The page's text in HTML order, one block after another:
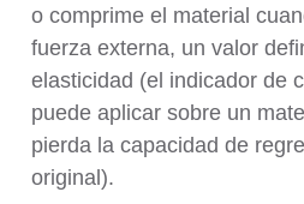
o comprime el material
fuerza externa, un valor
elasticidad (el indicador de
puede aplicar sobre un
pierda la capacidad de
original).